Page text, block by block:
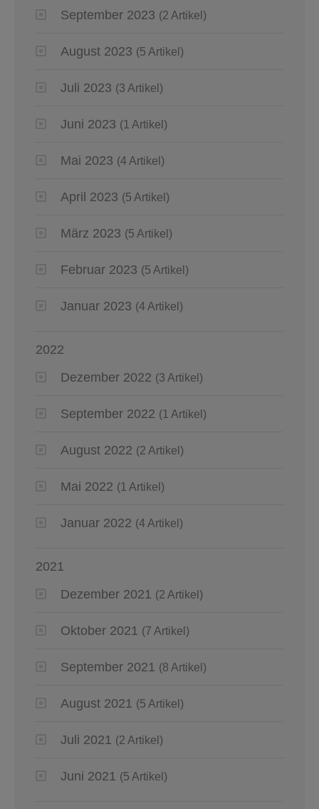
September 2023 (2 Artikel)
August 2023 (5 Artikel)
Juli 2023 (3 Artikel)
Juni 2023 (1 Artikel)
Mai 2023 (4 Artikel)
April 2023 (5 Artikel)
März 2023 (5 Artikel)
Februar 2023 (5 Artikel)
Januar 2023 (4 Artikel)
2022
Dezember 2022 (3 Artikel)
September 2022 (1 Artikel)
August 2022 (2 Artikel)
Mai 2022 (1 Artikel)
Januar 2022 (4 Artikel)
2021
Dezember 2021 (2 Artikel)
Oktober 2021 (7 Artikel)
September 2021 (8 Artikel)
August 2021 (5 Artikel)
Juli 2021 (2 Artikel)
Juni 2021 (5 Artikel)